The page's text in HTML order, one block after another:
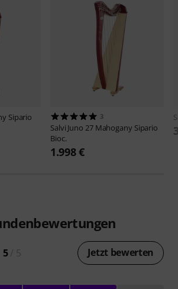
Sipario
3
Salvi Juno 27 Mahogany Sipario
Bioc.
1.998 €
5/ 5 Jetzt bewerten